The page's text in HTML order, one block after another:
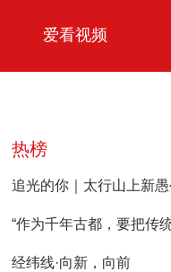
爱看视频
热榜
追光的你｜太行山上新愚
“作为千年古都，要把传
经纬线·向新，向前